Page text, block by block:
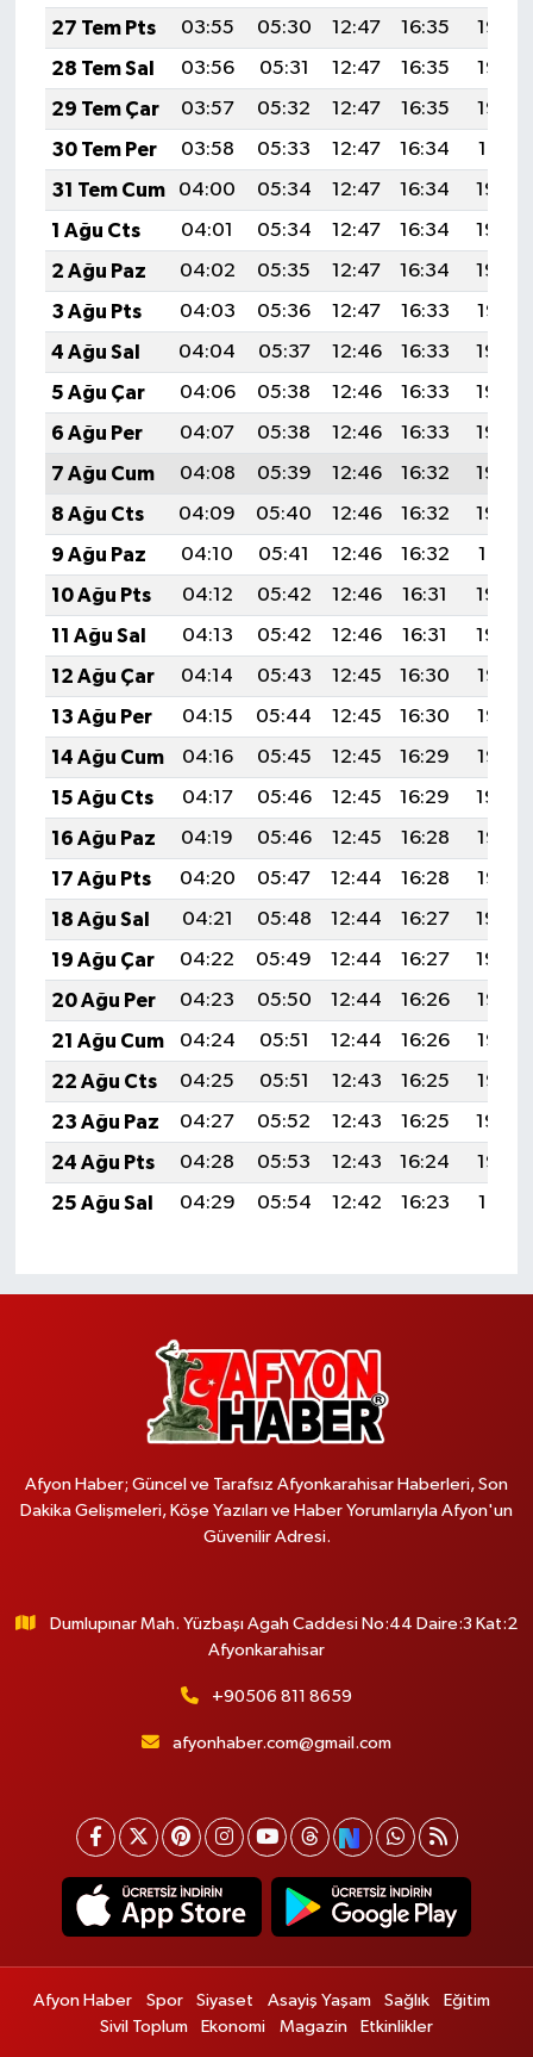
27 Tem Pts
03:55 05:30 12:47 16:35
19:53
28 Tem Sal
03:56 05:31 12:47 16:35
19:52
29 Tem Çar
03:57 05:32 12:47 16:35
19:52
30 Tem Per
03:58 05:33 12:47 16:34
19:51
31 Tem Cum
04:00 05:34 12:47 16:34
19:50
1 Ağu Cts
04:01 05:34 12:47 16:34
19:49
2 Ağu Paz
04:02 05:35 12:47 16:34
19:48
3 Ağu Pts
04:03 05:36 12:47 16:33
19:47
4 Ağu Sal
04:04 05:37 12:46 16:33
19:46
5 Ağu Çar
04:06 05:38 12:46 16:33
19:45
6 Ağu Per
04:07 05:38 12:46 16:33
19:44
7 Ağu Cum
04:08 05:39 12:46 16:32
19:43
8 Ağu Cts
04:09 05:40 12:46 16:32
19:42
9 Ağu Paz
04:10 05:41 12:46 16:32
19:41
10 Ağu Pts
04:12 05:42 12:46 16:31
19:40
11 Ağu Sal
04:13 05:42 12:46 16:31
19:39
12 Ağu Çar
04:14 05:43 12:45 16:30
19:38
13 Ağu Per
04:15 05:44 12:45 16:30
19:36
14 Ağu Cum
04:16 05:45 12:45 16:29
19:35
15 Ağu Cts
04:17 05:46 12:45 16:29
19:34
16 Ağu Paz
04:19 05:46 12:45 16:28
19:33
17 Ağu Pts
04:20 05:47 12:44 16:28
19:32
18 Ağu Sal
04:21 05:48 12:44 16:27
19:30
19 Ağu Çar
04:22 05:49 12:44 16:27
19:29
20 Ağu Per
04:23 05:50 12:44 16:26
19:28
21 Ağu Cum
04:24 05:51 12:44 16:26
19:27
22 Ağu Cts
04:25 05:51 12:43 16:25
19:25
23 Ağu Paz
04:27 05:52 12:43 16:25
19:24
24 Ağu Pts
04:28 05:53 12:43 16:24
19:23
25 Ağu Sal
04:29 05:54 12:42 16:23 19:21
Afyon Haber; Güncel ve Tarafsız Afyonkarahisar Haberleri, Son
Dakika Gelişmeleri, Köşe Yazıları ve Haber Yorumlarıyla Afyon'un
Güvenilir Adresi.
Dumlupınar Mah. Yüzbaşı Agah Caddesi No:44 Daire:3 Kat:2
Afyonkarahisar
+90506 811 8659
afyonhaber.com@gmail.com
Afyon Haber Spor Siyaset Asayiş Yaşam Sağlık
Eğitim
Sivil Toplum
Ekonomi Magazin Etkinlikler